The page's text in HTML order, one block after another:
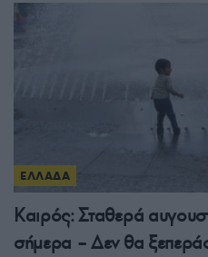
ΕΛΛΑΔΑ
Καιρός: Σταθερά
σήμερα – Δεν θα